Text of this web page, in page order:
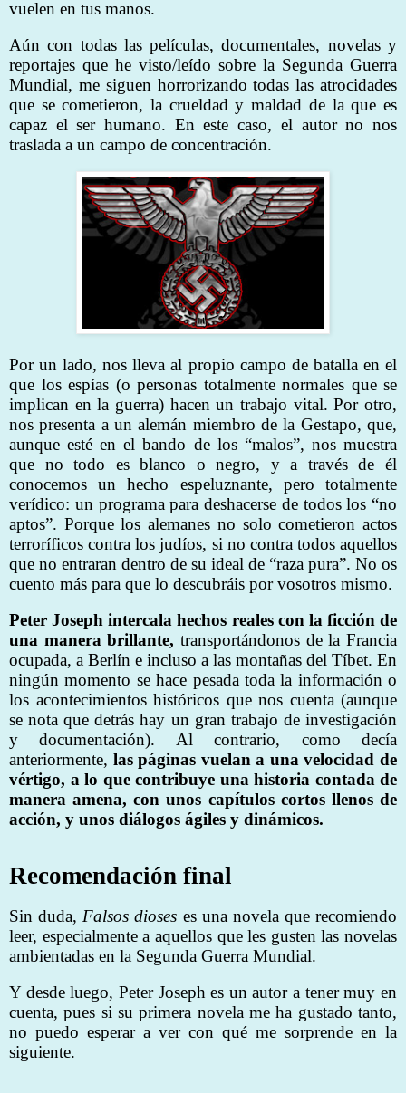
vuelen en tus manos.
Aún con todas las películas, documentales, novelas y
reportajes que he visto/leído sobre la Segunda Guerra
Mundial, me siguen horrorizando todas las atrocidades
que se cometieron, la crueldad y maldad de la que es
capaz el ser humano. En este caso, el autor no nos
traslada a un campo de concentración.
Por un lado, nos lleva al propio campo de batalla en el
que los espías (o personas totalmente normales que se
implican en la guerra) hacen un trabajo vital. Por otro,
nos presenta a un alemán miembro de la Gestapo, que,
aunque esté en el bando de los “malos”, nos muestra
que no todo es blanco o negro, y a través de él
conocemos un hecho espeluznante, pero totalmente
verídico: un programa para deshacerse de todos los “no
aptos”. Porque los alemanes no solo cometieron actos
terroríficos contra los judíos, si no contra todos aquellos
que no entraran dentro de su ideal de “raza pura”. No os
cuento más para que lo descubráis por vosotros mismo.
Peter Joseph intercala hechos reales con la ficción de
una manera brillante, transportándonos de la Francia
ocupada, a Berlín e incluso a las montañas del Tíbet. En
ningún momento se hace pesada toda la información o
los acontecimientos históricos que nos cuenta (aunque
se nota que detrás hay un gran trabajo de investigación
y documentación). Al contrario, como decía
anteriormente, las páginas vuelan a una velocidad de
vértigo, a lo que contribuye una historia contada de
manera amena, con unos capítulos cortos llenos de
acción, y unos diálogos ágiles y dinámicos.
Recomendación final
Sin duda, Falsos dioses es una novela que recomiendo
leer, especialmente a aquellos que les gusten las novelas
ambientadas en la Segunda Guerra Mundial.
Y desde luego, Peter Joseph es un autor a tener muy en
cuenta, pues si su primera novela me ha gustado tanto,
no puedo esperar a ver con qué me sorprende en la
siguiente.